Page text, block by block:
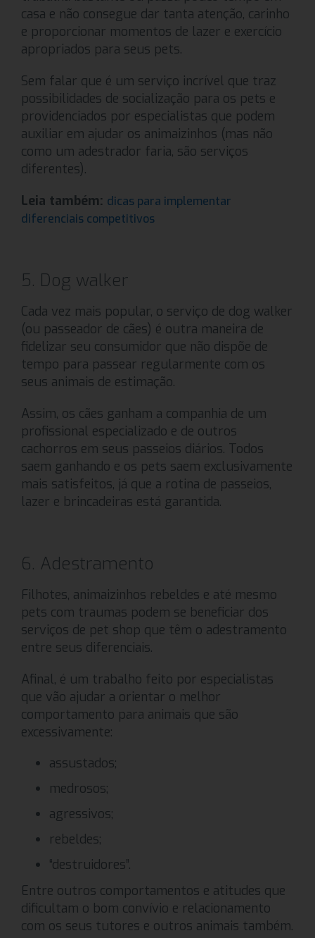
casa e não consegue dar tanta atenção, carinho
e proporcionar momentos de lazer e exercício
apropriados para seus pets.
Sem falar que é um serviço incrível que traz
possibilidades de socialização para os pets e
providenciados por especialistas que podem
auxiliar em ajudar os animaizinhos (mas não
como um adestrador faria, são serviços
diferentes).
Leia também: dicas para implementar
diferenciais competitivos
5. Dog walker
Cada vez mais popular, o serviço de dog walker
(ou passeador de cães) é outra maneira de
fidelizar seu consumidor que não dispõe de
tempo para passear regularmente com os
seus animais de estimação.
Assim, os cães ganham a companhia de um
profissional especializado e de outros
cachorros em seus passeios diários. Todos
saem ganhando e os pets saem exclusivamente
mais satisfeitos, já que a rotina de passeios,
lazer e brincadeiras está garantida.
6. Adestramento
Filhotes, animaizinhos rebeldes e até mesmo
pets com traumas podem se beneficiar dos
serviços de pet shop que têm o adestramento
entre seus diferenciais.
Afinal, é um trabalho feito por especialistas
que vão ajudar a orientar o melhor
comportamento para animais que são
excessivamente:
assustados;
medrosos;
agressivos;
rebeldes;
“destruidores”.
Entre outros comportamentos e atitudes que
dificultam o bom convívio e relacionamento
com os seus tutores e outros animais também.